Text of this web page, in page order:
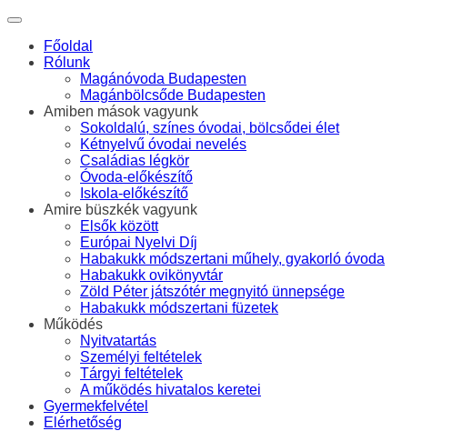
Főoldal
Rólunk
Magánóvoda Budapesten
Magánbölcsőde Budapesten
Amiben mások vagyunk
Sokoldalú, színes óvodai, bölcsődei élet
Kétnyelvű óvodai nevelés
Családias légkör
Óvoda-előkészítő
Iskola-előkészítő
Amire büszkék vagyunk
Elsők között
Európai Nyelvi Díj
Habakukk módszertani műhely, gyakorló óvoda
Habakukk ovikönyvtár
Zöld Péter játszótér megnyitó ünnepsége
Habakukk módszertani füzetek
Működés
Nyitvatartás
Személyi feltételek
Tárgyi feltételek
A működés hivatalos keretei
Gyermekfelvétel
Elérhetőség